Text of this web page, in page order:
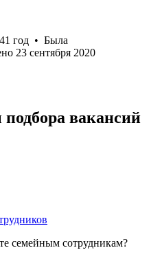
41 год • Была
23 сентября 2020
вакансий
семейным сотрудникам?